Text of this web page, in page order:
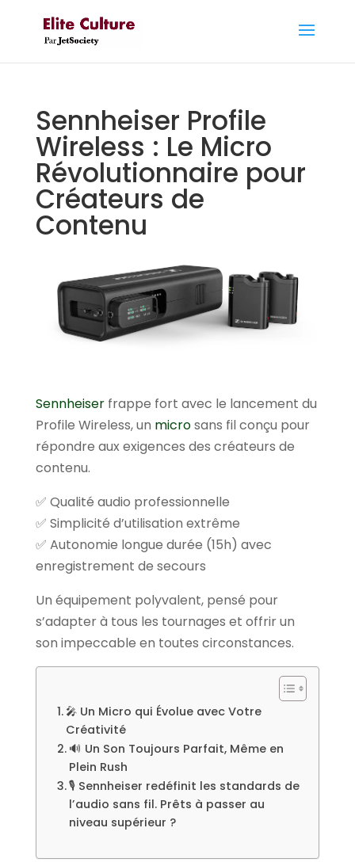
Sennheiser Profile
Wireless : Le Micro
Révolutionnaire pour
Créateurs de
Contenu
Sennheiserfrappe fort avec le lancement du
Profile Wireless, un microsans fil conçu pour
répondre aux exigences des créateurs de
contenu.
✅ Qualité audio professionnelle
✅ Simplicité d’utilisation extrême
✅ Autonomie longue durée (15h) avec
enregistrement de secours
Un équipement polyvalent, pensé pour
s’adapter à tous les tournages et offrir un
son impeccable en toutes circonstances.
🎤 Un Micro qui Évolue avec Votre
Créativité
🔊 Un Son Toujours Parfait, Même en
Plein Rush
🎙️ Sennheiser redéfinit les standards de
l’audio sans fil. Prêts à passer au
niveau supérieur ?